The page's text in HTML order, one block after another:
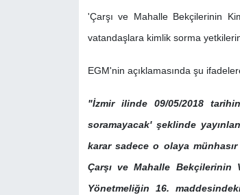
'Çarşı ve Mahalle Bekçilerinin
vatandaşlara kimlik sorma
EGM'nin açıklamasında şu
"İzmir ilinde 09/05/2018
soramayacak' şeklinde
karar sadece o olaya
Çarşı ve Mahalle Bekçilerinin
Yönetmeliğin 16.